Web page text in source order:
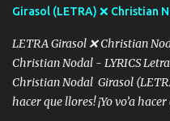
Girasol (LETRA) ❌ Christian
LETRA Girasol ❌ Christian
Christian Nodal - LYRICS
Christian Nodal Girasol
hacer que llores! ¡Yo vo’a